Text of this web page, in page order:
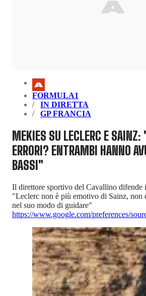
FORMULA1
IN DIRETTA
GP FRANCIA
MEKIES SU LECLERC E SAINZ:
ERRORI? ENTRAMBI HANNO
BASSI"
Il direttore sportivo del Cavallino difende
"Leclerc non è più emotivo di Sainz, non
nel suo modo di guidare"
https://www.google.com/preferences/